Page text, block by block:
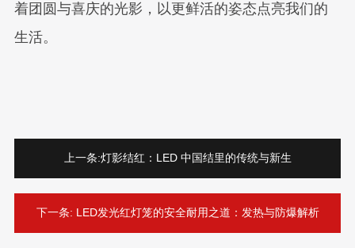
着团圆与喜庆的光影，以更鲜活的姿态点亮我们的
生活。
上一条:灯影结红：LED 中国结里的传统与新生
下一条: LED发光红灯笼的安全耐用之道：发热与防爆解析